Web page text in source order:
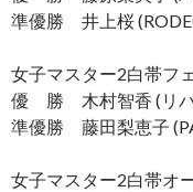
準優勝 井上桜
女子マスター2白帯フ
優 勝 木村智香 (リバ
準優勝 藤田梨恵子
女子マスター2白帯オ